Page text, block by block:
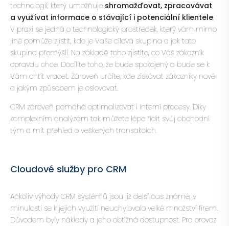
technologií, který umožňuje shromažďovat, zpracovávat
a využívat informace o stávající i potenciální klientele.
V praxi se jedná o technologický prostředek, který vám mimo
jiné pomůže zjistit, kdo je Vaše cílová skupina a jak tato
skupina přemýšlí. Na základě toho zjistíte, co Váš zákazník
opravdu chce. Docílíte toho, že bude spokojený a bude se k
Vám chtít vracet. Zároveň určíte, kde získávat zákazníky nové
a jakým způsobem je oslovovat.
CRM zároveň pomáhá optimalizovat i interní procesy. Díky
komplexním analýzám tak můžete lépe řídit svůj obchodní
tým a mít přehled o veškerých transakcích.
Cloudové služby pro CRM
Ačkoliv výhody CRM systémů jsou již delší čas známé, v
minulosti se k jejich využití neuchylovalo velké množství firem.
Důvodem byly náklady a jeho obtížná dostupnost. Pro provoz